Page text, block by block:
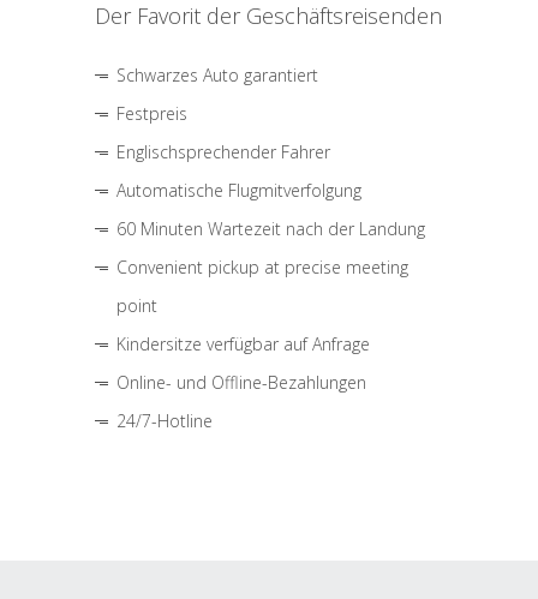
Der Favorit der Geschäftsreisenden
Schwarzes Auto garantiert
Festpreis
Englischsprechender Fahrer
Automatische Flugmitverfolgung
60 Minuten Wartezeit nach der Landung
Convenient pickup at precise meeting
point
Kindersitze verfügbar auf Anfrage
Online- und Offline-Bezahlungen
24/7-Hotline